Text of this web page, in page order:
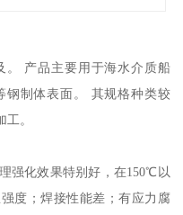
。 产品主要用于海水介质船
钢制体表面。 其规格种类较
。
强化效果特别好，在150℃以
度；焊接性能差；有应力腐